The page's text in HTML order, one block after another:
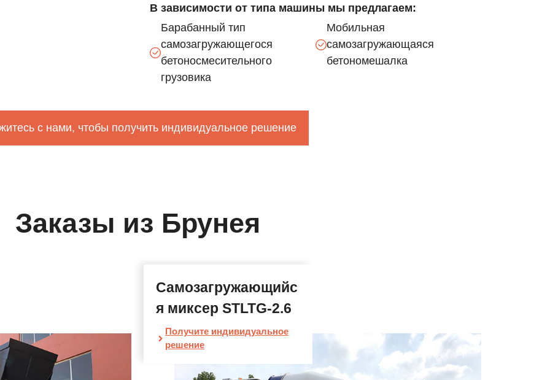
В зависимости от типа машины мы предлагаем:
Барабанный тип
самозагружающегося
бетоносмесительного
грузовика
Мобильная
самозагружающаяся
бетономешалка
с нами, чтобы получить индивидуальное решение
Заказы из Брунея
Самозагружающийс
я миксер STLTG-2.6
Получите индивидуальное
решение